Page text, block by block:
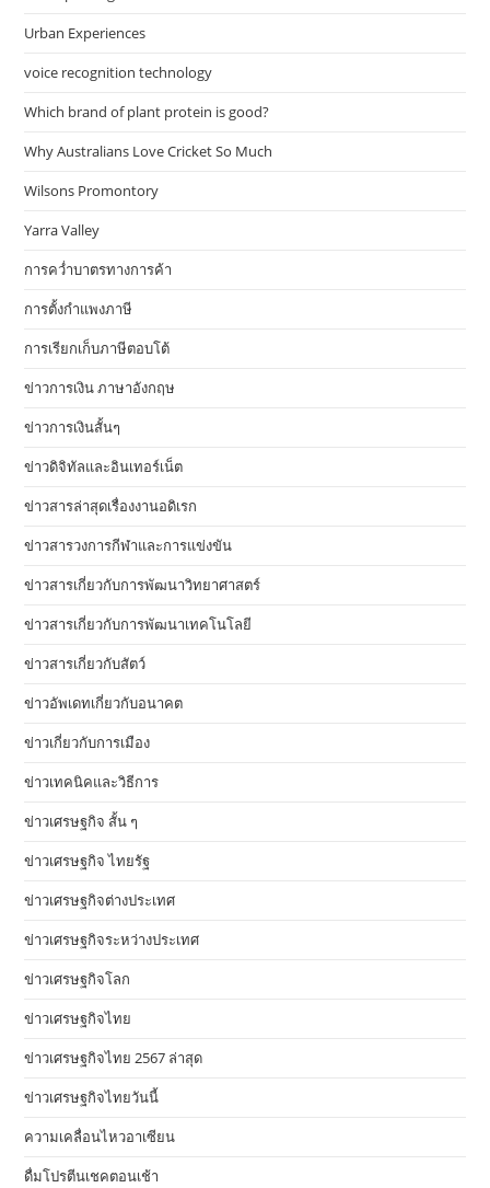
Urban Experiences
voice recognition technology
Which brand of plant protein is good?
Why Australians Love Cricket So Much
Wilsons Promontory
Yarra Valley
การคว่ำบาตรทางการค้า
การตั้งกำแพงภาษี
การเรียกเก็บภาษีตอบโต้
ข่าวการเงิน ภาษาอังกฤษ
ข่าวการเงินสั้นๆ
ข่าวดิจิทัลและอินเทอร์เน็ต
ข่าวสารล่าสุดเรื่องงานอดิเรก
ข่าวสารวงการกีฬาและการแข่งขัน
ข่าวสารเกี่ยวกับการพัฒนาวิทยาศาสตร์
ข่าวสารเกี่ยวกับการพัฒนาเทคโนโลยี
ข่าวสารเกี่ยวกับสัตว์
ข่าวอัพเดทเกี่ยวกับอนาคต
ข่าวเกี่ยวกับการเมือง
ข่าวเทคนิคและวิธีการ
ข่าวเศรษฐกิจ สั้น ๆ
ข่าวเศรษฐกิจ ไทยรัฐ
ข่าวเศรษฐกิจต่างประเทศ
ข่าวเศรษฐกิจระหว่างประเทศ
ข่าวเศรษฐกิจโลก
ข่าวเศรษฐกิจไทย
ข่าวเศรษฐกิจไทย 2567 ล่าสุด
ข่าวเศรษฐกิจไทยวันนี้
ความเคลื่อนไหวอาเซียน
ดื่มโปรตีนเชคตอนเช้า